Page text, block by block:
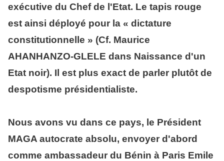
exécutive du Chef de l'Etat. Le tapis rouge
est ainsi déployé pour la « dictature
constitutionnelle » (Cf. Maurice
AHANHANZO-GLELE dans Naissance d'un
Etat noir). Il est plus exact de parler plutôt de
despotisme présidentialiste.
Nous avons vu dans ce pays, le Président
MAGA autocrate absolu, envoyer d'abord
comme ambassadeur du Bénin à Paris Emile